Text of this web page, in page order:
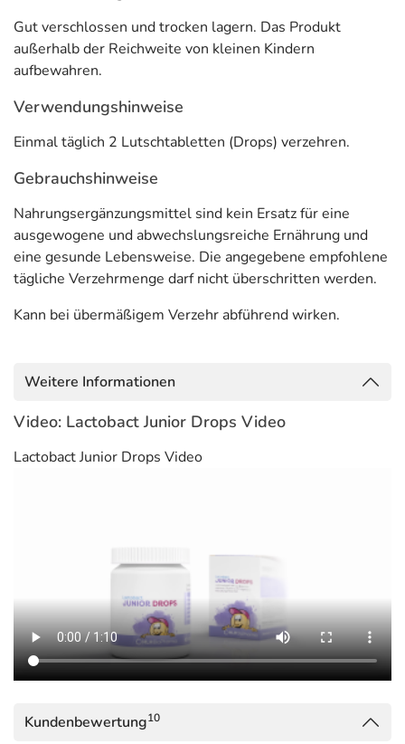
Bakterienkulturen 2 x 10 9 (2 Milliarde KbE****)
Vitamin C
Vitamin D
5 µg (200 I.E.)
** Nährstoffreferenzwert gemäß EU-Verordnung Nr. 1169/2011
**** KbE = Koloniebildende Einheiten
Adresse des Lebensmittel-Unternehmens
HLH BioPharma GmbH
Auf dem Steinocken 5
hinterlegt. (oben)
Gut verschlossen und trocken lagern. Das Produkt
außerhalb der Reichweite von kleinen Kindern
aufbewahren.
Verwendungshinweise
Einmal täglich 2 Lutschtabletten (Drops) verzehren.
Gebrauchshinweise
Nahrungsergänzungsmittel sind kein Ersatz für eine
ausgewogene und abwechslungsreiche Ernährung und
eine gesunde Lebensweise. Die angegebene empfohlene
tägliche Verzehrmenge darf nicht überschritten werden.
Kann bei übermäßigem Verzehr abführend wirken.
Weitere Informationen
Video: Lactobact Junior Drops Video
Lactobact Junior Drops Video
Kundenbewertung10